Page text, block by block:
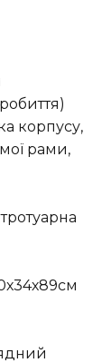
корпусу,
рами,